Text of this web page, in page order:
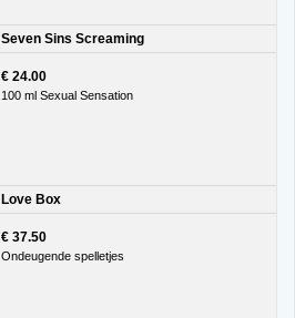
Seven Sins Screaming
€ 24.00
100 ml Sexual Sensation
Love Box
€ 37.50
Ondeugende spelletjes